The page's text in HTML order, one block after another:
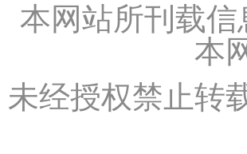
本网站所刊载
本
未经授权禁止转